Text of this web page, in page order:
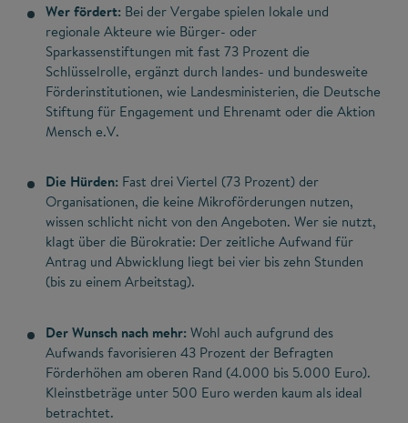
Wer fördert: Bei der Vergabe spielen lokale und
regionale Akteure wie Bürger- oder
Sparkassenstiftungen mit fast 73 Prozent die
Schlüsselrolle, ergänzt durch landes- und bundesweite
Förderinstitutionen, wie Landesministerien, die Deutsche
Stiftung für Engagement und Ehrenamt oder die Aktion
Mensch e.V.
Die Hürden: Fast drei Viertel (73 Prozent) der
Organisationen, die keine Mikroförderungen nutzen,
wissen schlicht nicht von den Angeboten. Wer sie nutzt,
klagt über die Bürokratie: Der zeitliche Aufwand für
Antrag und Abwicklung liegt bei vier bis zehn Stunden
(bis zu einem Arbeitstag).
Der Wunsch nach mehr: Wohl auch aufgrund des
Aufwands favorisieren 43 Prozent der Befragten
Förderhöhen am oberen Rand (4.000 bis 5.000 Euro).
Kleinstbeträge unter 500 Euro werden kaum als ideal
betrachtet.